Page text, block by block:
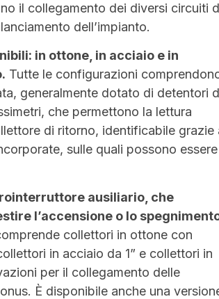
il collegamento dei diversi circuiti
dell’impianto.
in ottone, in acciaio e in
Tutte le configurazioni
generalmente dotato di detentori
che permettono la lettura
di ritorno, identificabile grazie
sulle quali possono essere
ausiliario, che
l’accensione o lo
collettori in ottone con
in acciaio da 1” e collettori in
per il collegamento delle
È disponibile anche una